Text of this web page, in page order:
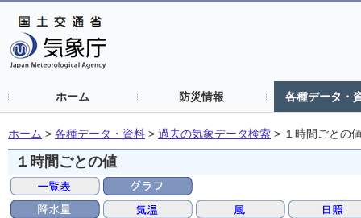
ホーム 防災情報 各種データ・
ホーム > 各種データ・資料 > 過去の気象データ検索 > １時間ごとの
１時間ごとの値